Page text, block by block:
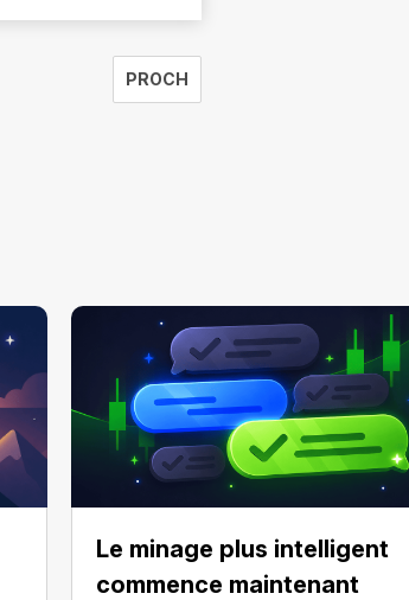
PROCH
Le minage plus intelligent
commence maintenant